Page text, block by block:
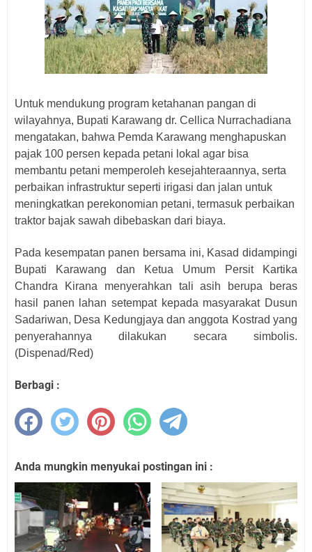
Untuk mendukung program ketahanan pangan di
wilayahnya, Bupati Karawang dr. Cellica Nurrachadiana
mengatakan, bahwa Pemda Karawang menghapuskan
pajak 100 persen kepada petani lokal agar bisa
membantu petani memperoleh kesejahteraannya, serta
perbaikan infrastruktur seperti irigasi dan jalan untuk
meningkatkan perekonomian petani, termasuk perbaikan
traktor bajak sawah dibebaskan dari biaya.
Pada kesempatan panen bersama ini, Kasad didampingi
Bupati Karawang dan Ketua Umum Persit Kartika
Chandra Kirana menyerahkan tali asih berupa beras
hasil panen lahan setempat kepada masyarakat Dusun
Sadariwan, Desa Kedungjaya dan anggota Kostrad yang
penyerahannya dilakukan secara simbolis.
(Dispenad/Red)
Berbagi :
Anda mungkin menyukai postingan ini :